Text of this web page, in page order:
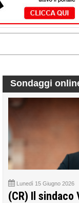
Sondaggi
Lunedì 15 Giugno 2026
(CR) Il sindaco